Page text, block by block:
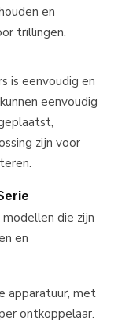
en
trillingen.
is eenvoudig en
eenvoudig
zijn voor
die zijn
en
apparatuur, met
ontkoppelaar.